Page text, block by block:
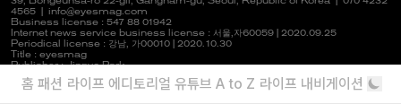
4565
info@eyesmag.com
Business license : 547 88 01942
Internet news service business license : 서울,자60059 | 2020.09.25
Periodical license : 강남, 가00010 | 2020.10.30
Title : eyesmag
Publisher : Jinpyo Park
News manager & Editorial officer : Youlim Heo
홈 패션 라이프 에디토리얼 유튜브 A to Z 라이프 내비게이션